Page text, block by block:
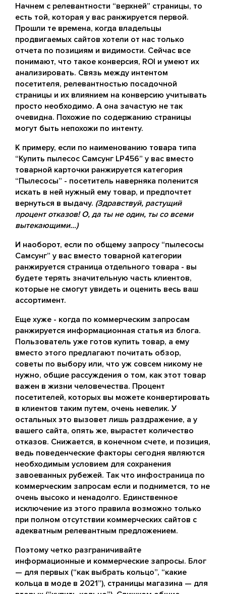
Начнем с релевантности “верхней” страницы, то
есть той, которая у вас ранжируется первой.
Прошли те времена, когда владельцы
продвигаемых сайтов хотели от нас только
отчета по позициям и видимости. Сейчас все
понимают, что такое конверсия, ROI и умеют их
анализировать. Связь между интентом
посетителя, релевантностью посадочной
страницы и их влиянием на конверсию учитывать
просто необходимо. А она зачастую не так
очевидна. Похожие по содержанию страницы
могут быть непохожи по интенту.
К примеру, если по наименованию товара типа
“Купить пылесос Самсунг LP456” у вас вместо
товарной карточки ранжируется категория
“Пылесосы” - посетитель наверняка поленится
искать в ней нужный ему товар, и предпочтет
вернуться в выдачу. (Здравствуй, растущий
процент отказов! О, да ты не один, ты со всеми
вытекающими…)
И наоборот, если по общему запросу “пылесосы
Самсунг” у вас вместо товарной категории
ранжируется страница отдельного товара - вы
будете терять значительную часть клиентов,
которые не смогут увидеть и оценить весь ваш
ассортимент.
Еще хуже - когда по коммерческим запросам
ранжируется информационная статья из блога.
Пользователь уже готов купить товар, а ему
вместо этого предлагают почитать обзор,
советы по выбору или, что уж совсем никому не
нужно, общие рассуждения о том, как этот товар
важен в жизни человечества. Процент
посетителей, которых вы можете конвертировать
в клиентов таким путем, очень невелик. У
остальных это вызовет лишь раздражение, а у
вашего сайта, опять же, вырастет количество
отказов. Снижается, в конечном счете, и позиция,
ведь поведенческие факторы сегодня являются
необходимым условием для сохранения
завоеванных рубежей. Так что инфостраница по
коммерческим запросам если и поднимется, то не
очень высоко и ненадолго. Единственное
исключение из этого правила возможно только
при полном отсутствии коммерческих сайтов с
адекватным релевантным предложением.
Поэтому четко разграничивайте
информационные и коммерческие запросы. Блог
— для первых (“как выбрать кольцо”, “какие
кольца в моде в 2021”), страницы магазина — для